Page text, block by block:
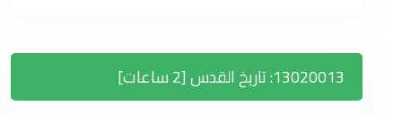
13020013: تاريخ القدس [2 ساعات]